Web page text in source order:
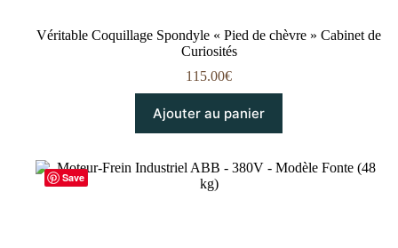
Véritable Coquillage Spondyle « Pied de chèvre » Cabinet de
Curiosités
115.00€
Ajouter au panier
Save